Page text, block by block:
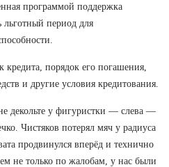
программой поддержка
льготный период для
порядок его погашения,
и другие условия кредитования.
декольте у фигуристки — слева —
Чистяков потерял мяч у радиуса
продвинулся вперёд и технично
не только по жалобам, у нас были